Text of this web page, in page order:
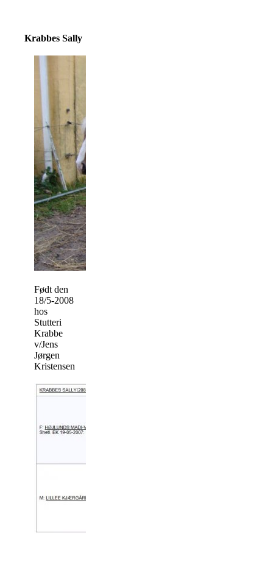
Krabbes Sally
Født den
18/5-2008
hos
Stutteri
Krabbe
v/Jens
Jørgen
Kristensen